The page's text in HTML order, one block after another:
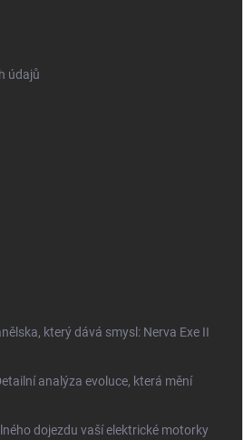
údajů
který dává smysl: Nerva Exe II
analýza evoluce, která mění
dojezdu vaší elektrické motorky